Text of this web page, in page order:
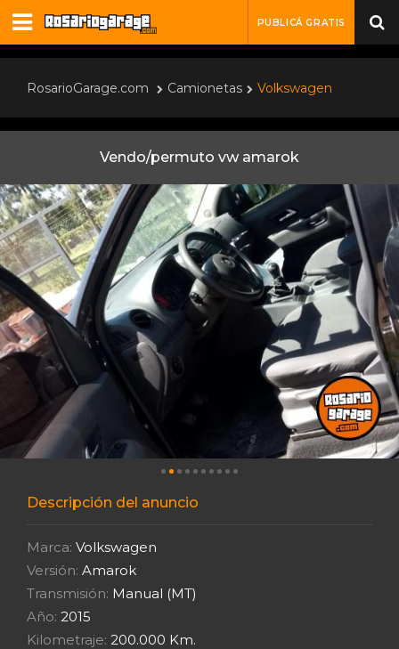
PUBLICÁ GRATIS
RosarioGarage.com Camionetas Volkswagen
Vendo/permuto vw amarok
Descripción del anuncio
Marca: Volkswagen
Versión: Amarok
Transmisión: Manual (MT)
Año: 2015
Kilometraje: 200.000 Km.